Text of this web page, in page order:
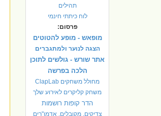
תהילים
לוח כיתתי חינמי
פרסום:
מופאש - מופע להטוטים
הצגה לנוער ולמתגברים
אתר שורש - גולשים לתוכן
הלכה בפרשה
מחולל משחקים ClapLab
משחק קליקרים לאירוע שלך
הדר קופות רושמות
צדיקים, מקובלים, אדמו"רים